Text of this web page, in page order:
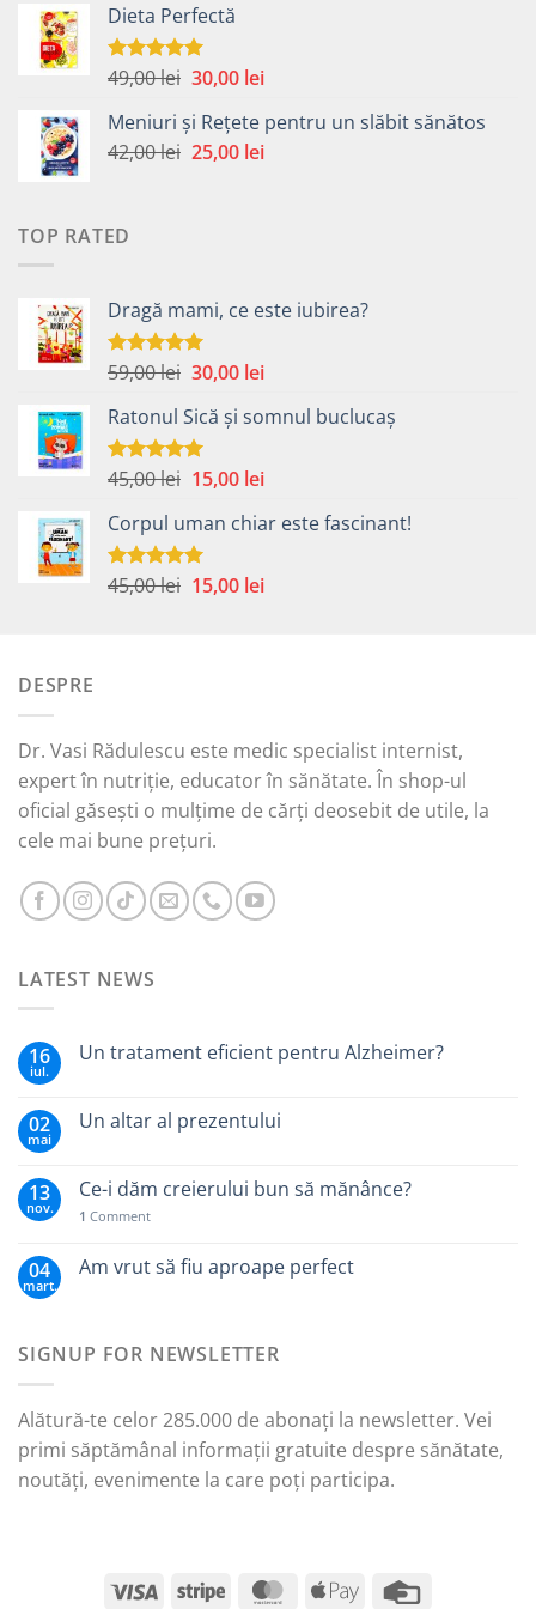
a
fost:
49,00 lei.
Dieta Perfectă
Evaluat la
49,00lei Prețul
a
fost:
30,00 leiPrețul
este:
30,00 lei.
Meniuri și Rețete pentru un slăbit sănătos
42,00lei Prețul
25,00 leiPrețul
TOP RATED
Dragă mami, ce este iubirea?
Evaluat la
59,00lei Prețul
a
fost:
59,00 lei.
30,00 leiPrețul
este:
Ratonul Sică și somnul buclucaș
Evaluat la
45,00lei Prețul
a
fost:
45,00 lei.
15,00 leiPrețul
este:
Corpul uman chiar este fascinant!
Evaluat la
45,00lei Prețul
15,00 leiPrețul
DESPRE
Dr. Vasi Rădulescu este medic specialist internist,
expert în nutriție, educator în sănătate. În shop-ul
oficial găsești o mulțime de cărți deosebit de utile, la
cele mai bune prețuri.
LATEST NEWS
16
iul.
Un tratament eficient pentru Alzheimer?
02
mai
Un altar al prezentului
13
nov.
Ce-i dăm creierului bun să mănânce?
1 Comment
04
mart.
Am vrut să fiu aproape perfect
SIGNUP FOR NEWSLETTER
Alătură-te celor 285.000 de abonați la newsletter. Vei
primi săptămânal informații gratuite despre sănătate,
noutăți, evenimente la care poți participa.